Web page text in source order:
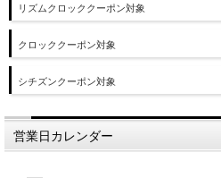
リズムクロッククーポン対象
クロッククーポン対象
シチズンクーポン対象
営業日カレンダー